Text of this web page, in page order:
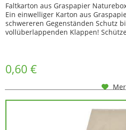
Faltkarton aus Graspapier
Ein einwelliger Karton aus
schwereren Gegenständen Schutz
vollüberlappenden Klappen!
0,60 €